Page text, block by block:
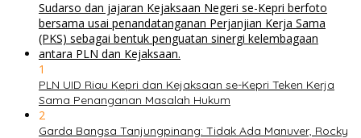
1
PLN UID Riau Kepri dan Kejaksaan se-Kepri Teken Kerja
Sama Penanganan Masalah Hukum
2
Garda Bangsa Tanjungpinang: Tidak Ada Manuver, Rocky